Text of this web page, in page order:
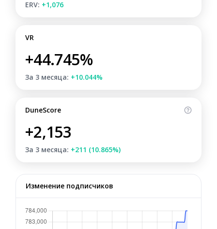
ERV: +1,076
VR
+44.745%
За 3 месяца: +10.044%
DuneScore
+2,153
За 3 месяца: +211 (10.865%)
Изменение подписчиков